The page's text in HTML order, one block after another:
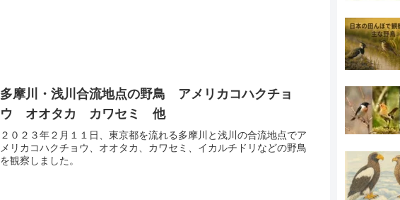
多摩川・浅川合流地点の野鳥 アメリカコハクチョ
ウ オオタカ カワセミ 他
２０２３年２月１１日、東京都を流れる多摩川と浅川の合流地点でア
メリカコハクチョウ、オオタカ、カワセミ、イカルチドリなどの野鳥
を観察しました。